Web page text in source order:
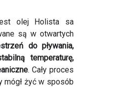
olej Holista sa
są w otwartych
do pływania,
temperaturę,
. Cały proces
mógł żyć w sposób